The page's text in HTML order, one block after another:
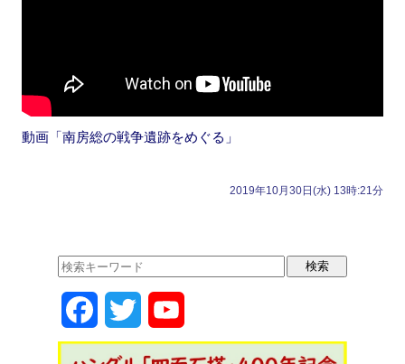
動画「南房総の戦争遺跡をめぐる」
2019年10月30日(水) 13時:21分
a w o